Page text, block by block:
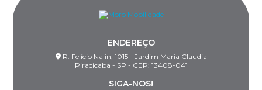
ENDEREÇO
R. Felício Nalin, 1015 - Jardim Maria Claudia
Piracicaba - SP - CEP: 13408-041
SIGA-NOS!